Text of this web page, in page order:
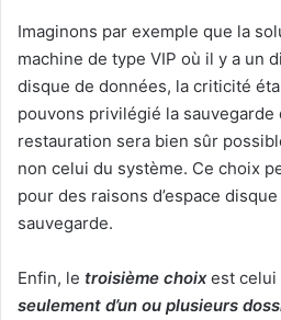
Imaginons par exemple que la
machine de type VIP où il y a un
disque de données, la criticité
pouvons privilégié la sauvegarde
restauration sera bien sûr
non celui du système. Ce choix
pour des raisons d’espace
sauvegarde.
Enfin, le troisième choixest celui
seulement d’un ou plusieurs